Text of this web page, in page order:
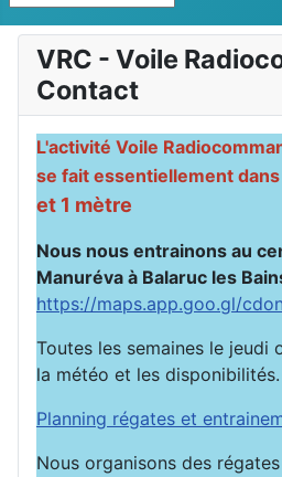
VRC - Voile
Contact
L'activité Voile
se fait essentiellement
et 1 mètre
Nous nous entrainons au
Manuréva à Balaruc les
https://maps.app.goo.gl/
Toutes les semaines le jeudi
la météo et les disponibilités.
Planning régates et
Nous organisons des